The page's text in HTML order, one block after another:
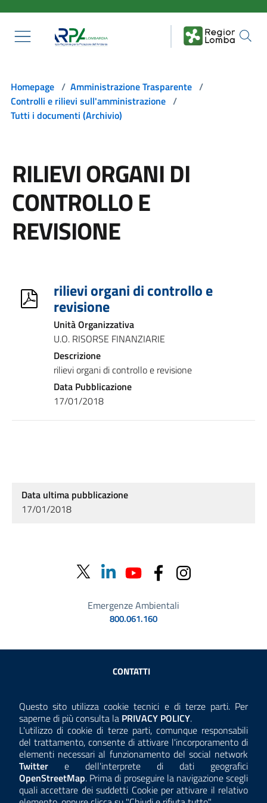
Questo sito utilizza cookie tecnici e di terze parti. Per
saperne di più consulta la Consulta la
PRIVACY POLICY.
L'utilizzo di cookie di terze parti, comunque responsabili
del trattamento, consente di attivare l'incorporamento di
elementi necessari al funzionamento del social network
Twitter e dell'interprete di dati geografici
OpenStreetMap. Prima di proseguire la navigazione scegli
quali accettare dei suddetti Cookie per attivare il relativo
Homepage / Amministrazione Trasparente /
Controlli e rilievi sull'amministrazione /
Tutti i documenti (Archivio)
RILIEVI ORGANI DI
CONTROLLO E
REVISIONE
rilievi organi di controllo e
revisione
Unità Organizzativa
U.O. RISORSE FINANZIARIE
Descrizione
rilievi organi di controllo e revisione
Data Pubblicazione
17/01/2018
Data ultima pubblicazione
17/01/2018
Emergenze Ambientali
800.061.160
Sezione Link Utili
CONTATTI
ANTICORRUZIONE
ACCESSIBILITÀ
COOKIE E PRIVACY
TEMI A-Z